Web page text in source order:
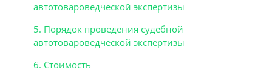
автотовароведческой экспертизы
5. Порядок проведения судебной
автотовароведческой экспертизы
6. Стоимость